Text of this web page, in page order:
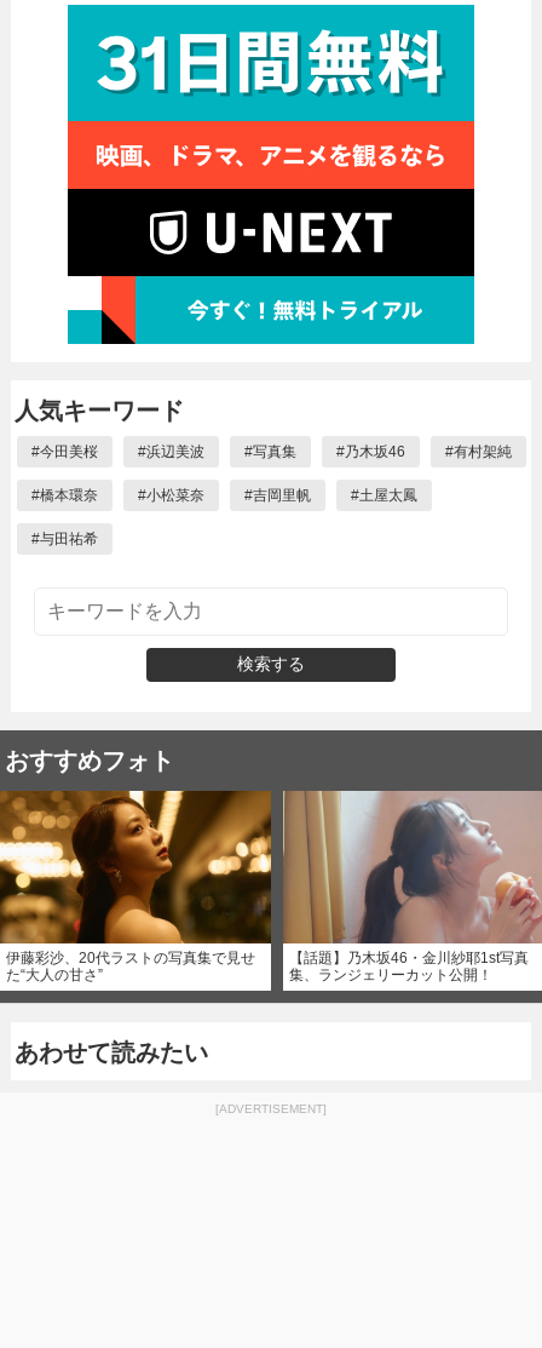
人気キーワード
#今田美桜 #浜辺美波 #写真集 #乃木坂46 #有村架純
#橋本環奈 #小松菜奈 #吉岡里帆 #土屋太鳳
#与田祐希
検索する
おすすめフォト
伊藤彩沙、20代ラストの写真集で見せ
た“大人の甘さ”
【話題】乃木坂46・金川紗耶1st写真
集、ランジェリーカット公開！
あわせて読みたい
[ADVERTISEMENT]